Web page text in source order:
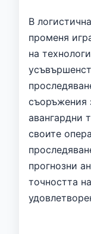
В
променя
на
съоръжения
авангардни
своите
прогнозни
точността